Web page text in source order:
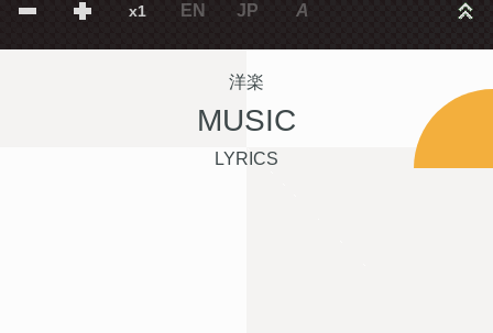
x1 EN JP A
洋楽
MUSIC
LYRICS